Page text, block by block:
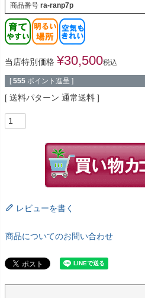
商品番号 ra-ranp7p
当店特別価格 ¥30,500税込
[ 555 ポイント進呈 ]
送料パターン 通常送料
レビューを書く
商品についてのお問い合わせ